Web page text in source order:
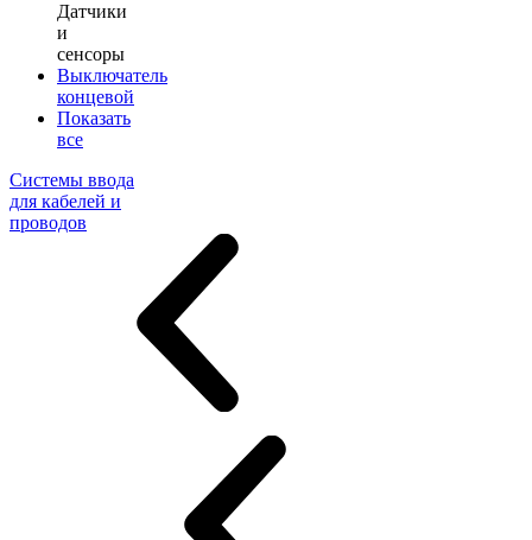
Датчики
и
сенсоры
Выключатель
концевой
Показать
все
Системы ввода
для кабелей и
проводов